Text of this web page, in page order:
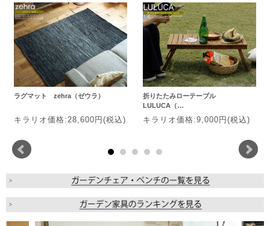
ラグマット zehra（ゼウラ）
キラリオ価格:28,600円(税込)
折りたたみローテーブル
LULUCA（…
キラリオ価格:9,000円(税込)